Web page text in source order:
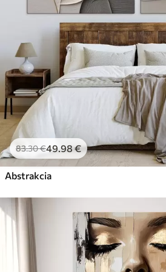
83.30€49.98€
Abstrakcia